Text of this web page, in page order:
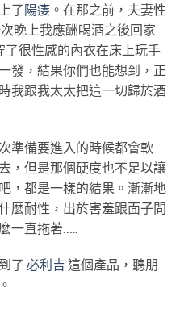
了陽痿 。在那之前，夫妻性
晚上我應酬喝酒之後回家
了很性感的內衣在床上玩手
發，結果你們也能想到，正
我跟我太太把這一切歸於酒
準備要進入的時候都會軟
，但是那個硬度也不足以讓
，都是一樣的結果。漸漸地
麼耐性，出於害羞跟面子問
一直拖著…..
了 必利吉 這個產品，聽朋